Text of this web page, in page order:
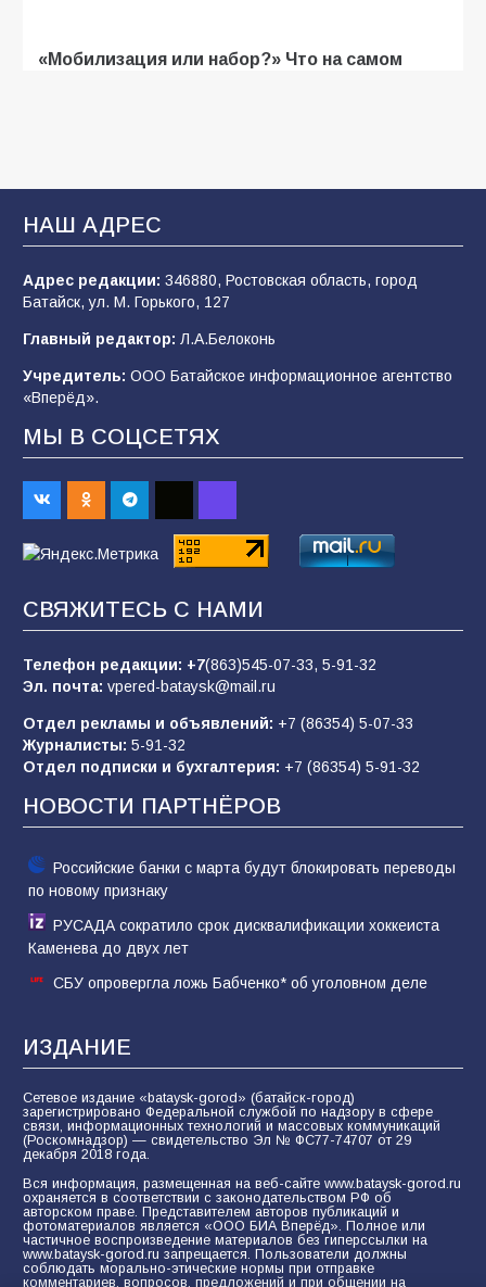
«Мобилизация или набор?» Что на самом
В Батайске продолжаются дорожные работы
101 04.08.2026
Будет ли мобилизация в России в 2026 году
после выборов: в Госдуме дали ответ
98 06.08.2026
«Пургу нести — не поля переходить»: почему
заявления о мобилизации — это
пропагандистский вброс
01.08.2026
«Слухами Москву не возьмёшь»: почему
отчаяние, а не разведка
81 02.08.2026
Морской квест в детском саду: как
воспитанники спасали Нептуна
74 01.08.2026
НАШ АДРЕС
Адрес редакции: 346880, Ростовская область, город
Батайск, ул. М. Горького, 127
Главный редактор: Л.А.Белоконь
Учредитель: ООО Батайское информационное агентство
«Вперёд».
МЫ В СОЦСЕТЯХ
СВЯЖИТЕСЬ С НАМИ
Телефон редакции: +7(863)545-07-33, 5-91-32
Эл. почта: vpered-bataysk@mail.ru
Отдел рекламы и объявлений: +7 (86354) 5-07-33
Журналисты: 5-91-32
Отдел подписки и бухгалтерия: +7 (86354) 5-91-32
НОВОСТИ ПАРТНЁРОВ
Российские банки с марта будут блокировать переводы
по новому признаку
РУСАДА сократило срок дисквалификации хоккеиста
Каменева до двух лет
СБУ опровергла ложь Бабченко* об уголовном деле
ИЗДАНИЕ
Сетевое издание «bataysk-gorod» (батайск-город)
зарегистрировано Федеральной службой по надзору в сфере
связи, информационных технологий и массовых коммуникаций
(Роскомнадзор) — свидетельство Эл № ФС77-74707 от 29
декабря 2018 года.
Вся информация, размещенная на веб-сайте www.bataysk-gorod.ru
охраняется в соответствии с законодательством РФ об
авторском праве. Представителем авторов публикаций и
фотоматериалов является «ООО БИА Вперёд». Полное или
частичное воспроизведение материалов без гиперссылки на
www.bataysk-gorod.ru запрещается. Пользователи должны
соблюдать морально-этические нормы при отправке
комментариев, вопросов, предложений и при общении на